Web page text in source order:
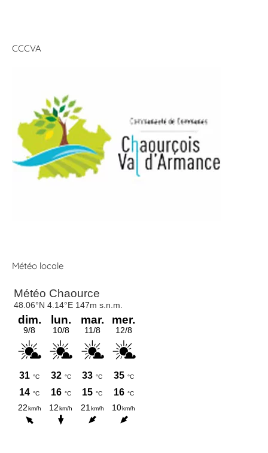
CCCVA
Météo locale